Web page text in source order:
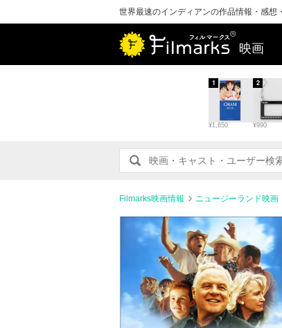
世界最速のインディアンの作品情報・感想
映画
¥1,650
1
¥990
2
Filmarks映画情報 ニュージーランド映画